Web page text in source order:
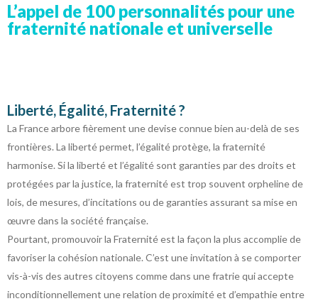
L’appel de 100 personnalités pour une
fraternité nationale et universelle
Liberté, Égalité, Fraternité ?
La France arbore fièrement une devise connue bien au-delà de ses
frontières. La liberté permet, l’égalité protège, la fraternité
harmonise. Si la liberté et l’égalité sont garanties par des droits et
protégées par la justice, la fraternité est trop souvent orpheline de
lois, de mesures, d’incitations ou de garanties assurant sa mise en
œuvre dans la société française.
Pourtant, promouvoir la Fraternité est la façon la plus accomplie de
favoriser la cohésion nationale. C’est une invitation à se comporter
vis-à-vis des autres citoyens comme dans une fratrie qui accepte
inconditionnellement une relation de proximité et d’empathie entre